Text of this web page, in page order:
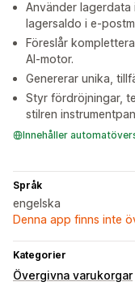
Använder
lagersaldo i e-
Föreslår
AI-motor.
Genererar unika,
Styr fördröjningar,
stilren
Innehåller
Språk
engelska
Denna app finns inte
Kategorier
Övergivna varukorgar